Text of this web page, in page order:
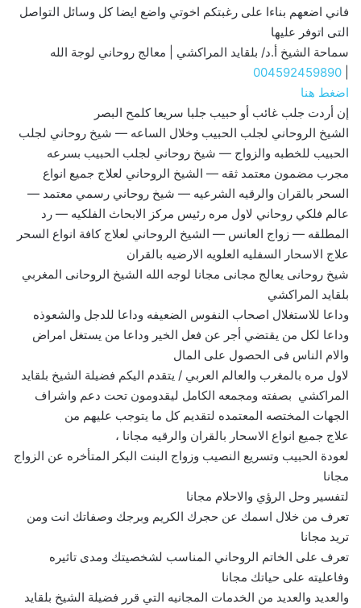
فاني اضعهم بناءا على رغبتكم اخوتي واضع ايضا كل وسائل التواصل
التى اتوفر عليها
سماحة الشيخ أ.د/ بلقايد المراكشي | معالج روحاني لوجة الله
004592459890
اضغط هنا
إن أردت جلب غائب أو حبيب جلبا سريعا كلمح البصر
الشيخ الروحاني لجلب الحبيب وخلال الساعه — شيخ روحاني لجلب
الحبيب للخطبه والزواج — شيخ روحاني لجلب الحبيب بسرعه
مجرب مضمون معتمد ثقه — الشيخ الروحاني لعلاج جميع انواع
السحر بالقران والرقيه الشرعيه — شيخ روحاني رسمي معتمد —
عالم فلكي روحاني لاول مره رئيس مركز الابحاث الفلكيه — رد
المطلقه — زواج العانس — الشيخ الروحاني لعلاج كافة انواع السحر
علاج الاسحار السفليه العلويه الارضيه بالقران
شيخ روحانى يعالج مجانى مجانا لوجه الله الشيخ الروحانى المغربي
بلقايد المراكشي
وداعا للاستغلال اصحاب النفوس الضعيفه وداعا للدجل والشعوذه
وداعا لكل من يقتضي أجر عن فعل الخير وداعا من يستغل امراض
والام الناس فى الحصول على المال
لاول مره بالمغرب والعالم العربي / يتقدم اليكم فضيلة الشيخ بلقايد
المراكشي بصفته ومجمعه الكامل ليقدومون تحت دعم واشراف
الجهات المختصه المعتمده لتقديم كل ما يتوجب عليهم من
علاج جميع انواع الاسحار بالقران والرقيه مجانا ،
لعودة الحبيب وتسريع النصيب وزواج البنت البكر المتأخره عن الزواج
مجانا
لتفسير وحل الرؤي والاحلام مجانا
تعرف من خلال اسمك عن حجرك الكريم وبرجك وصفاتك انت ومن
تريد مجانا
تعرف على الخاتم الروحاني المناسب لشخصيتك ومدى تاثيره
وفاعليته على حياتك مجانا
والعديد والعديد من الخدمات المجانيه التي قرر فضيلة الشيخ بلقايد